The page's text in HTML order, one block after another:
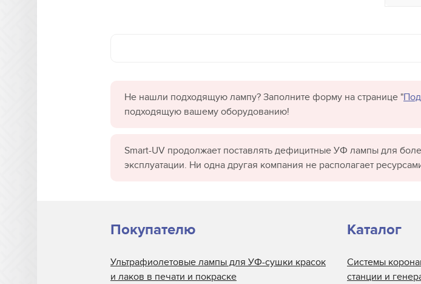
Не нашли подходящую лампу? Заполните форму на странице "
подходящую вашему оборудованию!
Smart-UV продолжает поставлять дефицитные УФ лампы для
эксплуатации. Ни одна другая компания не располагает
Покупателю
Ультрафиолетовые лампы для УФ-сушки красок
и лаков в печати и покраске
Каталог
Системы
станции и